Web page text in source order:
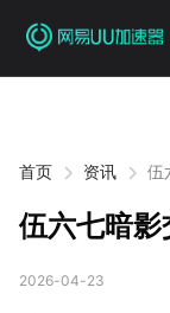
首页 资讯 伍
伍六七暗影
2026-04-23